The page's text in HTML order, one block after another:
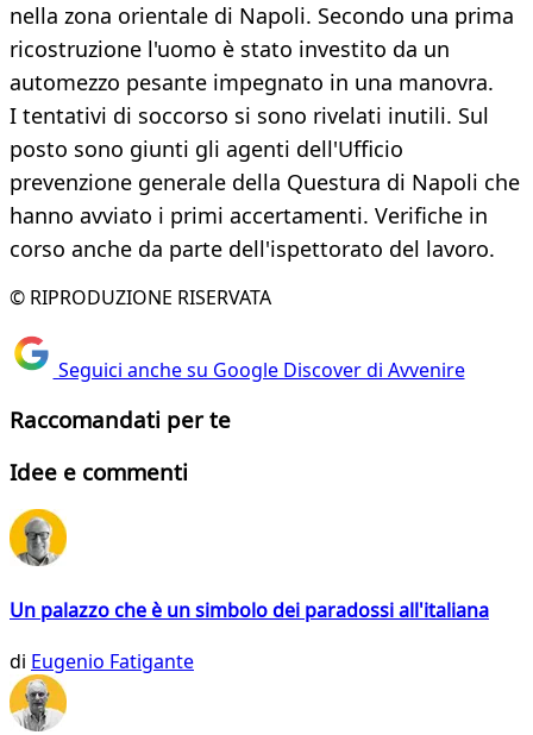
nella zona orientale di Napoli. Secondo una prima
ricostruzione l'uomo è stato investito da un
automezzo pesante impegnato in una manovra.
I tentativi di soccorso si sono rivelati inutili. Sul
posto sono giunti gli agenti dell'Ufficio
prevenzione generale della Questura di Napoli che
hanno avviato i primi accertamenti. Verifiche in
corso anche da parte dell'ispettorato del lavoro.
© RIPRODUZIONE RISERVATA
Seguici anche su Google Discover di Avvenire
Raccomandati per te
Idee e commenti
Un palazzo che è un simbolo dei paradossi all'italiana
di Eugenio Fatigante